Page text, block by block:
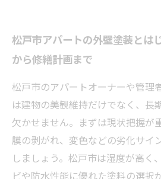
ナンスで入居者満足度を高
実践で学ぶ松戸市アパート外
松戸市で外壁塗装を依頼す
い5つのポイント
アパート経営者必見！松戸
で失敗しないための基礎知識
松戸市アパートの外壁塗装とは
から修繕計画まで
松戸市のアパートオーナーや管理
は建物の美観維持だけでなく、長
欠かせません。まずは現状把握が
膜の剥がれ、変色などの劣化サイ
しましょう。松戸市は湿度が高く
ビや防水性能に優れた塗料の選択